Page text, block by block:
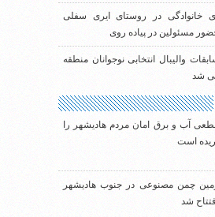
خانوادگی در روستای ایری سفلی
مسئولین در پیاده روی
والیبال انتخابی نوجوانان منطقه
شد
آب و برق امان مردم هادیشهر را
است
چمن مصنوعی در جنوب هادیشهر
افتتاح شد